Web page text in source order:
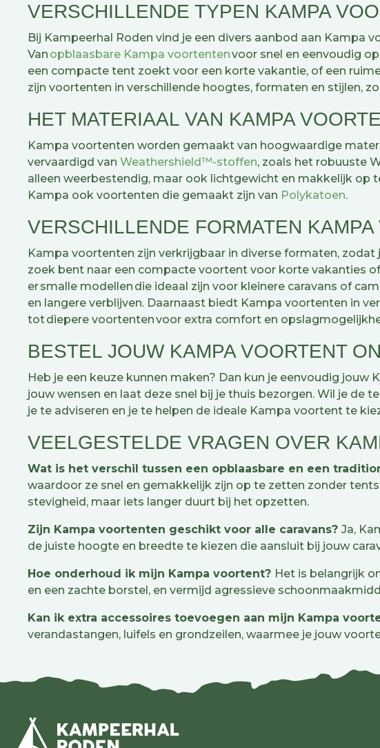
VERSCHILLENDE TYPEN KAMPA
Bij Kampeerhal Roden vind je een divers aanbod aan Kampa
Van opblaasbare Kampa voortentenvoor snel en eenvoudig
een compacte tent zoekt voor een korte vakantie, of een
zijn voortenten in verschillende hoogtes, formaten en stijlen,
HET MATERIAAL VAN KAMPA
Kampa voortenten worden gemaakt van hoogwaardige
vervaardigd van Weathershield™-stoffen, zoals het robuuste
alleen weerbestendig, maar ook lichtgewicht en makkelijk op
Kampa ook voortenten die gemaakt zijn van Polykatoen.
VERSCHILLENDE FORMATEN KAMPA
Kampa voortenten zijn verkrijgbaar in diverse formaten,
zoek bent naar een compacte voortent voor korte vakanties
er smalle modellen die ideaal zijn voor kleinere caravans of
en langere verblijven. Daarnaast biedt Kampa voortenten in
tot diepere voortenten voor extra comfort en
BESTEL JOUW KAMPA VOORTENT
Heb je een keuze kunnen maken? Dan kun je eenvoudig
jouw wensen en laat deze snel bij je thuis bezorgen. Wil je de
je te adviseren en je te helpen de ideale Kampa voortent te
VEELGESTELDE VRAGEN OVER
Wat is het verschil tussen een opblaasbare en een
waardoor ze snel en gemakkelijk zijn op te zetten zonder
stevigheid, maar iets langer duurt bij het opzetten.
Zijn Kampa voortenten geschikt voor alle caravans? Ja,
de juiste hoogte en breedte te kiezen die aansluit bij jouw
Hoe onderhoud ik mijn Kampa voortent? Het is belangrijk
en een zachte borstel, en vermijd agressieve
Kan ik extra accessoires toevoegen aan mijn Kampa
verandastangen, luifels en grondzeilen, waarmee je jouw